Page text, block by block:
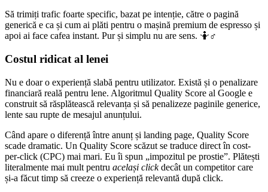
Să trimiți trafic foarte specific, bazat pe intenție, către o pagină
generică e ca și cum ai plăti pentru o mașină premium de espresso și
apoi ai face cafea instant. Pur și simplu nu are sens. 🤷♂️
Costul ridicat al lenei
Nu e doar o experiență slabă pentru utilizator. Există și o penalizare
financiară reală pentru lene. Algoritmul Quality Score al Google e
construit să răsplătească relevanța și să penalizeze paginile generice,
lente sau rupte de mesajul anunțului.
Când apare o diferență între anunț și landing page, Quality Score
scade dramatic. Un Quality Score scăzut se traduce direct în cost-
per-click (CPC) mai mari. Eu îi spun „impozitul pe prostie”. Plătești
literalmente mai mult pentru același clickdecât un competitor care
și-a făcut timp să creeze o experiență relevantă după click.